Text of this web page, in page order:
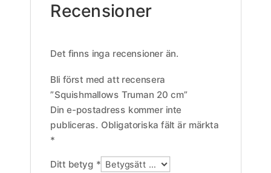
Recensioner
Det finns inga recensioner än.
Bli först med att recensera
”Squishmallows Truman 20 cm”
Din e-postadress kommer inte
publiceras. Obligatoriska fält är märkta
*
Ditt betyg *